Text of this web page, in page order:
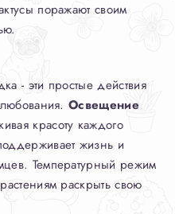
поражают своим
- эти простые действия
любования.Освещение
красоту каждого
жизнь и
Температурный режим
раскрыть свою